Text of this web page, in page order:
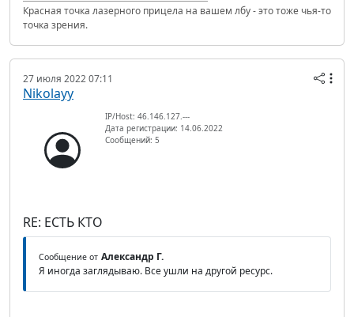
Красная точка лазерного прицела на вашем лбу - это тоже чья-то
точка зрения.
27 июля 2022 07:11
Nikolayy
IP/Host: 46.146.127.---
Дата регистрации: 14.06.2022
Сообщений: 5
RE: ЕСТЬ КТО
Сообщение от Александр Г.
Я иногда заглядываю. Все ушли на другой ресурс.